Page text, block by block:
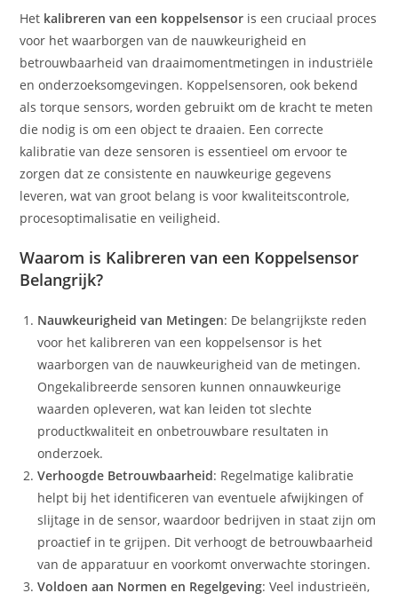
Het kalibreren van een koppelsensor is een cruciaal proces
voor het waarborgen van de nauwkeurigheid en
betrouwbaarheid van draaimomentmetingen in industriële
en onderzoeksomgevingen. Koppelsensoren, ook bekend
als torque sensors, worden gebruikt om de kracht te meten
die nodig is om een object te draaien. Een correcte
kalibratie van deze sensoren is essentieel om ervoor te
zorgen dat ze consistente en nauwkeurige gegevens
leveren, wat van groot belang is voor kwaliteitscontrole,
procesoptimalisatie en veiligheid.
Waarom is Kalibreren van een Koppelsensor
Belangrijk?
Nauwkeurigheid van Metingen: De belangrijkste reden
voor het kalibreren van een koppelsensor is het
waarborgen van de nauwkeurigheid van de metingen.
Ongekalibreerde sensoren kunnen onnauwkeurige
waarden opleveren, wat kan leiden tot slechte
productkwaliteit en onbetrouwbare resultaten in
onderzoek.
Verhoogde Betrouwbaarheid: Regelmatige kalibratie
helpt bij het identificeren van eventuele afwijkingen of
slijtage in de sensor, waardoor bedrijven in staat zijn om
proactief in te grijpen. Dit verhoogt de betrouwbaarheid
van de apparatuur en voorkomt onverwachte storingen.
Voldoen aan Normen en Regelgeving: Veel industrieën,